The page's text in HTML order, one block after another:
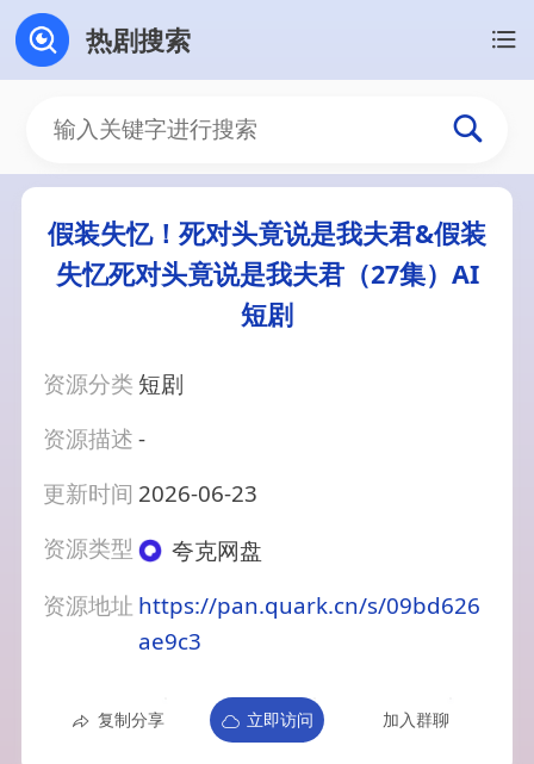
热剧搜索
假装失忆！死对头竟说是我夫君&假装
失忆死对头竟说是我夫君（27集）AI
短剧
资源分类 短剧
资源描述-
更新时间 2026-06-23
资源类型
夸克网盘
资源地址 https://pan.quark.cn/s/09bd626
ae9c3
复制分享 立即访问 加入群聊